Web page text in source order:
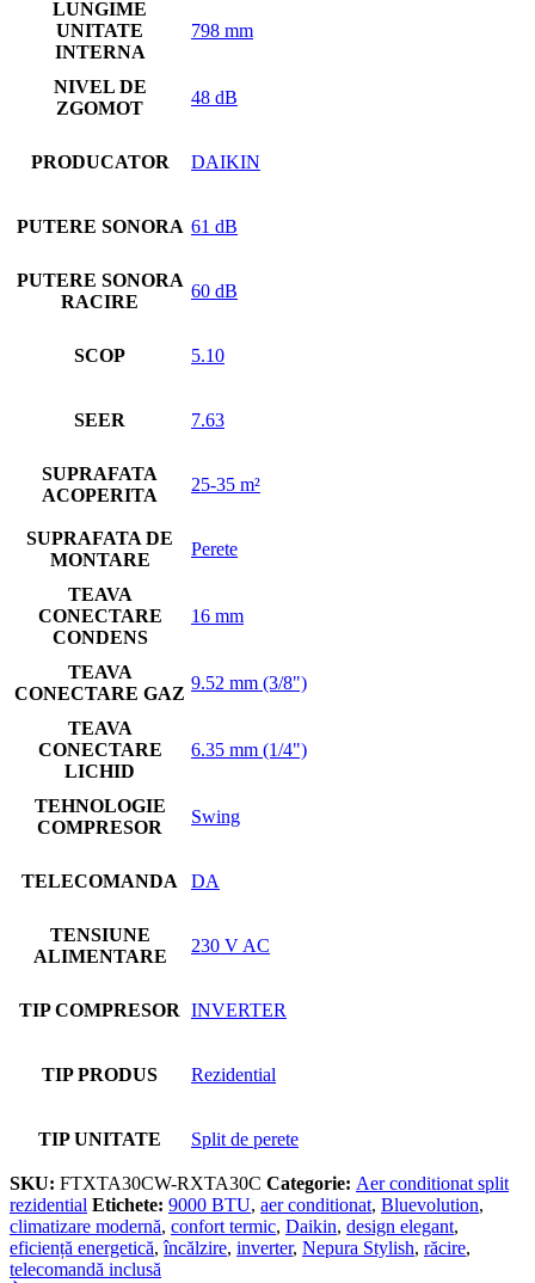
LUNGIME
UNITATE
INTERNA
798 mm
NIVEL DE
ZGOMOT
48 dB
PRODUCATOR DAIKIN
PUTERE SONORA 61 dB
PUTERE SONORA
RACIRE
60 dB
SCOP 5.10
SEER 7.63
SUPRAFATA
ACOPERITA
25-35 m²
SUPRAFATA DE
MONTARE
Perete
TEAVA
CONECTARE
CONDENS
16 mm
TEAVA
CONECTARE GAZ
9.52 mm (3/8")
TEAVA
CONECTARE
LICHID
6.35 mm (1/4")
TEHNOLOGIE
COMPRESOR
Swing
TELECOMANDA DA
TENSIUNE
ALIMENTARE
230 V AC
TIP COMPRESOR INVERTER
TIP PRODUS Rezidential
TIP UNITATE Split de perete
SKU: FTXTA30CW-RXTA30C Categorie: Aer conditionat split
rezidential Etichete: 9000 BTU, aer conditionat, Bluevolution,
climatizare modernă, confort termic, Daikin, design elegant,
eficiență energetică,încălzire, inverter, Nepura Stylish, răcire,
telecomandă inclusă